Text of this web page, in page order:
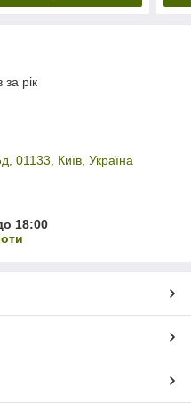
за рік
01133, Київ, Україна
18:00